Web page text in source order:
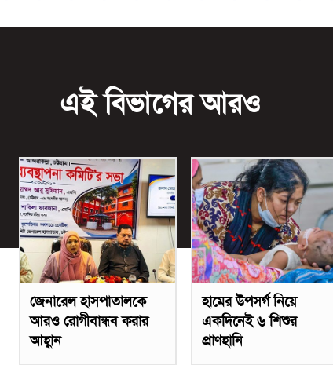
এই বিভাগের আরও
জেনারেল হাসপাতালকে
আরও রোগীবান্ধব করার
আহ্বান
হামের উপসর্গ নিয়ে
একদিনেই ৬ শিশুর
প্রাণহানি